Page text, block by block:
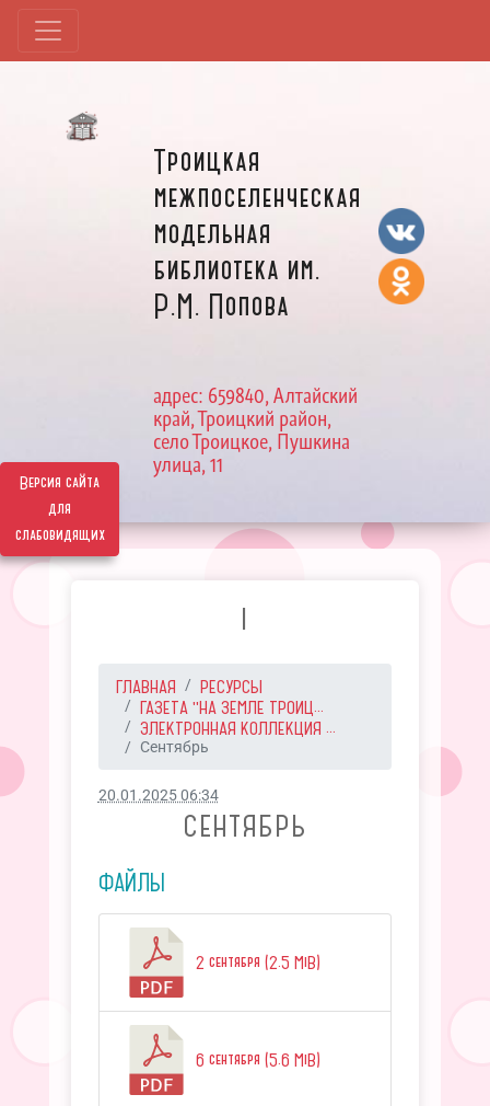
Версия сайта
для
слабовидящих
Троицкая
межпоселенческая
модельная
библиотека им.
Р.М. Попова
адрес: 659840, Алтайский
край, Троицкий район,
село Троицкое, Пушкина
улица, 11
I
ГЛАВНАЯ
РЕСУРСЫ
ГАЗЕТА "НА ЗЕМЛЕ ТРОИЦ...
ЭЛЕКТРОННАЯ КОЛЛЕКЦИЯ ...
Сентябрь
20.01.2025 06:34
СЕНТЯБРЬ
ФАЙЛЫ
2 сентября (2.5 MiB)
6 сентября (5.6 MiB)